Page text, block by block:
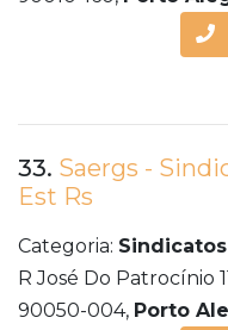
33. Saergs -
Est Rs
Categoria:
R José Do Patrocínio
90050-004, Porto